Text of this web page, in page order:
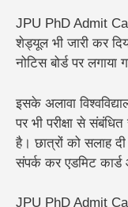
JPU PhD Admit
शेड्यूल भी जारी कर
नोटिस बोर्ड पर लगाया
इसके अलावा
पर भी परीक्षा से
है। छात्रों को सलाह
संपर्क कर एडमिट
JPU PhD Admit